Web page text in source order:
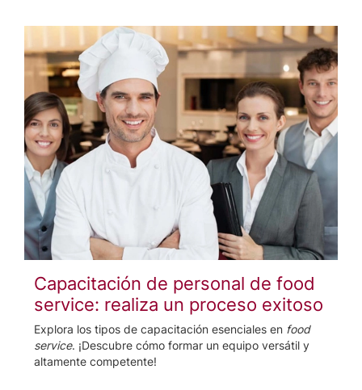
Capacitación de personal de food
service: realiza un proceso exitoso
Explora los tipos de capacitación esenciales en food
service. ¡Descubre cómo formar un equipo versátil y
altamente competente!